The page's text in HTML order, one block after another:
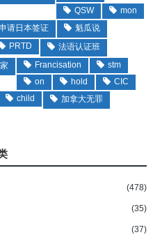
QSW
mon
请日本签证
魁瓜说
PRTD
法语认证班
Francisation
stm
on
hold
CIC
child
加拿大无罪
(478)
(35)
(37)